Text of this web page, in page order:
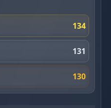
134
131
130